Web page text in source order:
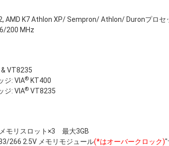
AMD K7 Athlon XP/ Sempron/ Athlon/ Duronプロセ
200 MHz
VT8235
ジ: VIA® KT400
ジ: VIA® VT8235
モリスロット×3 最大3GB
266 2.5V メモリモジュール(*はオーバークロック)"